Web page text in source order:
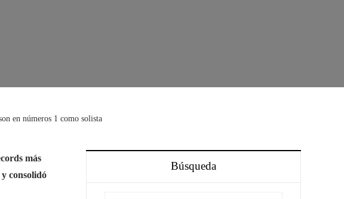
en números 1 como solista
más
consolidó
Búsqueda